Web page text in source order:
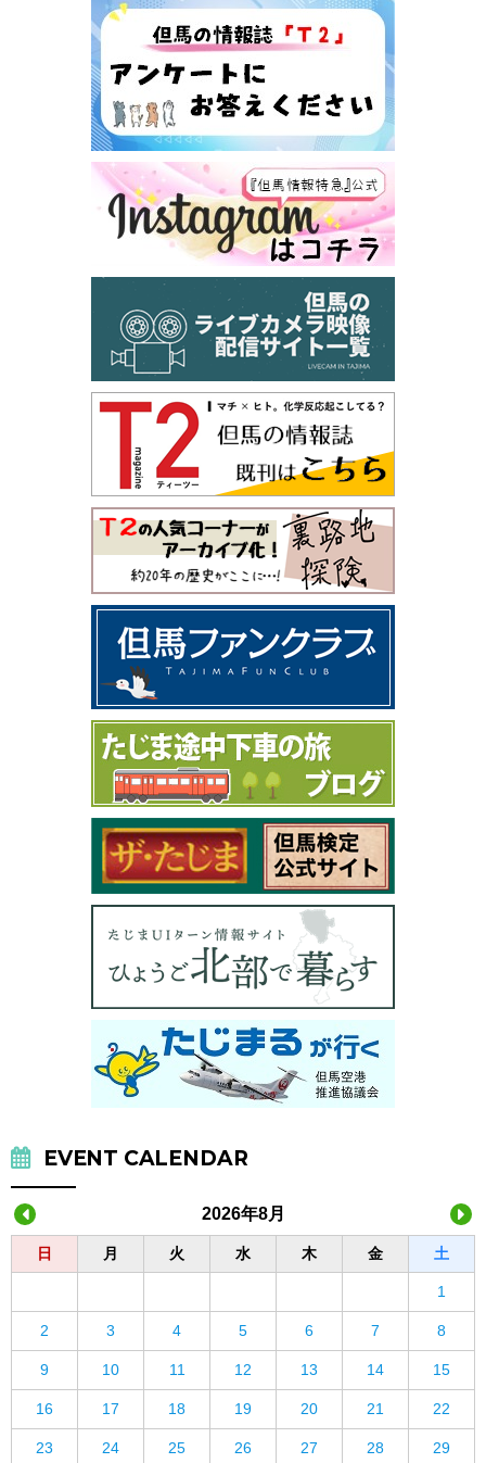
EVENT CALENDAR
2026年8月
日 月 火 水 木 金 土
1
2 3 4 5 6 7 8
9 10 11 12 13 14 15
16 17 18 19 20 21 22
23 24 25 26 27 28 29